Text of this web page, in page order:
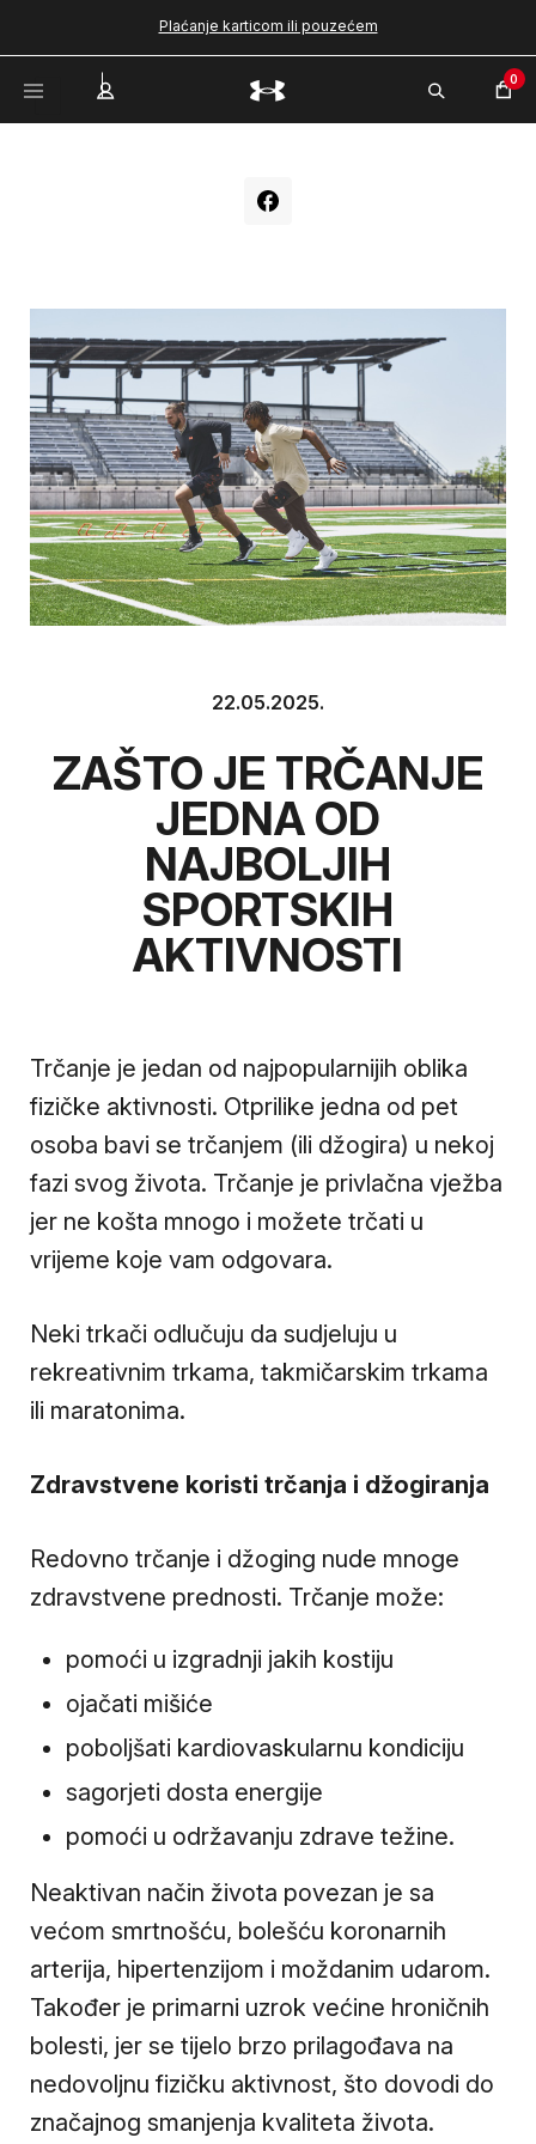
Plaćanje karticom ili pouzećem
0
22.05.2025.
ZAŠTO JE TRČANJE
JEDNA OD
NAJBOLJIH
SPORTSKIH
AKTIVNOSTI
Trčanje je jedan od najpopularnijih oblika
fizičke aktivnosti. Otprilike jedna od pet
osoba bavi se trčanjem (ili džogira) u nekoj
fazi svog života. Trčanje je privlačna vježba
jer ne košta mnogo i možete trčati u
vrijeme koje vam odgovara.
Neki trkači odlučuju da sudjeluju u
rekreativnim trkama, takmičarskim trkama
ili maratonima.
Zdravstvene koristi trčanja i džogiranja
Redovno trčanje i džoging nude mnoge
zdravstvene prednosti. Trčanje može:
pomoći u izgradnji jakih kostiju
ojačati mišiće
poboljšati kardiovaskularnu kondiciju
sagorjeti dosta energije
pomoći u održavanju zdrave težine.
Neaktivan način života povezan je sa
većom smrtnošću, bolešću koronarnih
arterija, hipertenzijom i moždanim udarom.
Također je primarni uzrok većine hroničnih
bolesti, jer se tijelo brzo prilagođava na
nedovoljnu fizičku aktivnost, što dovodi do
značajnog smanjenja kvaliteta života.